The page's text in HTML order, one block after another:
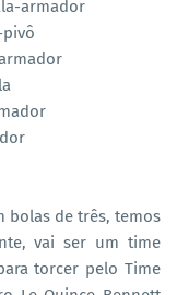
armador
pivô
bolas de três, temos
vai ser um time
torcer pelo Time